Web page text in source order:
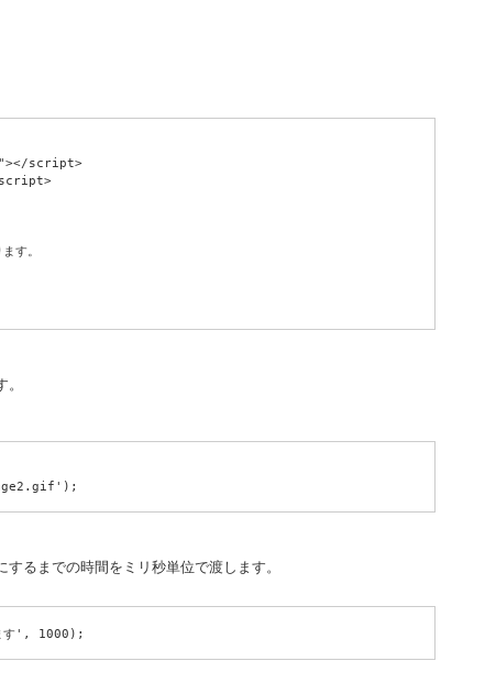
script>
す。
るまでの時間をミリ秒単位で渡します。
す', 1000);